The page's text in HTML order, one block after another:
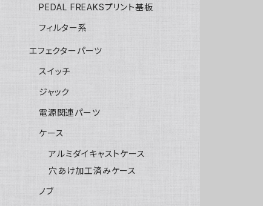
PEDAL FREAKSプリント基板
フィルター系
エフェクターパーツ
スイッチ
ジャック
電源関連パーツ
ケース
アルミダイキャストケース
穴あけ加工済みケース
ノブ